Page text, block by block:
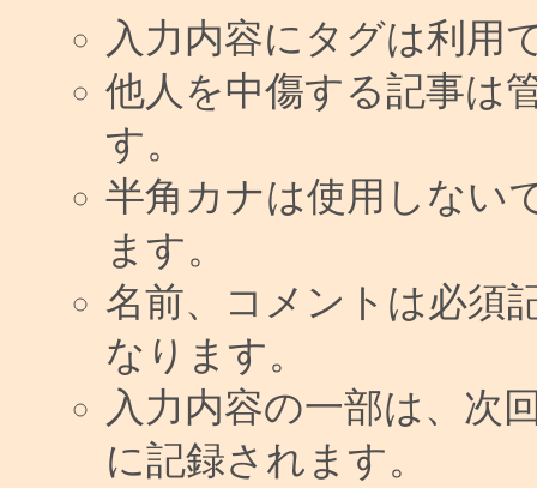
入力内容にタグは利用
他人を中傷する記事は
す。
半角カナは使用しない
ます。
名前、コメントは必須
なります。
入力内容の一部は、次
に記録されます。